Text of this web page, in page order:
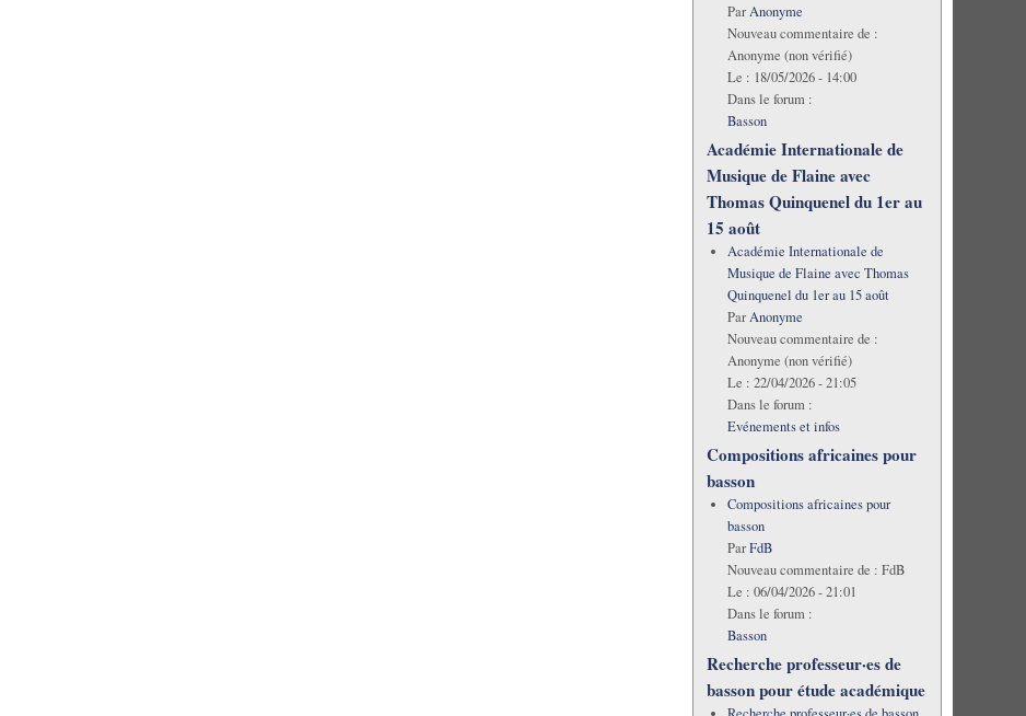
ParAnonyme
Nouveau commentaire de :
Anonyme (non vérifié)
Le : 18/05/2026 - 14:00
Dans le forum :
Basson
Académie Internationale de
Musique de Flaine avec
Thomas Quinquenel du 1er au
15 août
Académie Internationale de
Musique de Flaine avec Thomas
Quinquenel du 1er au 15 août
ParAnonyme
Nouveau commentaire de :
Anonyme (non vérifié)
Le : 22/04/2026 - 21:05
Dans le forum :
Evénements et infos
Compositions africaines pour
basson
Compositions africaines pour
basson
ParFdB
Nouveau commentaire de : FdB
Le : 06/04/2026 - 21:01
Dans le forum :
Basson
Recherche professeur·es de
basson pour étude académique